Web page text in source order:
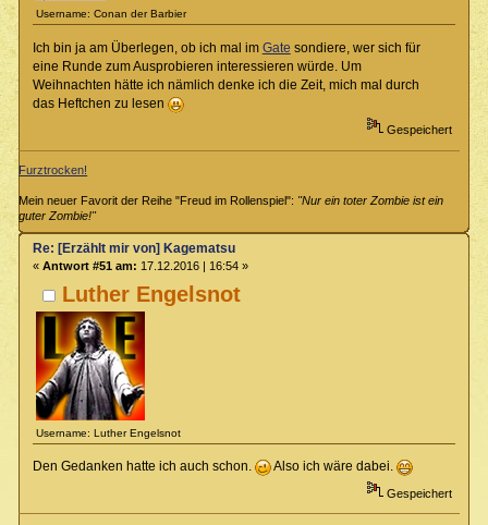
Username: Conan der Barbier
Ich bin ja am Überlegen, ob ich mal im Gate sondiere, wer sich für
eine Runde zum Ausprobieren interessieren würde. Um
Weihnachten hätte ich nämlich denke ich die Zeit, mich mal durch
das Heftchen zu lesen
Gespeichert
Furztrocken!
Mein neuer Favorit der Reihe "Freud im Rollenspiel": "Nur ein toter Zombie ist ein
guter Zombie!"
Luther Engelsnot
Username: Luther Engelsnot
Re: [Erzählt mir von] Kagematsu
« Antwort #51 am: 17.12.2016 | 16:54 »
Den Gedanken hatte ich auch schon. Also ich wäre dabei.
Gespeichert